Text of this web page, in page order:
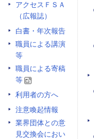
アクセスＦＳＡ
（広報誌）
白書・年次報告
職員による講演
等
職員による寄稿
等
利用者の方へ
注意喚起情報
業界団体との意
見交換会におい